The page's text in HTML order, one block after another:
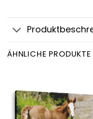
ÄHNLICHE PRODUKTE